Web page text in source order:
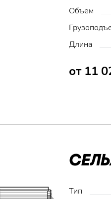
Объем
Длина
от 11
Тип